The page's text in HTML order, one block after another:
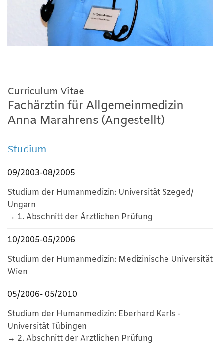
Curriculum Vitae
Fachärztin für Allgemeinmedizin
Anna Marahrens (Angestellt)
Studium
09/2003-08/2005
Studium der Humanmedizin: Universität Szeged/
Ungarn
→ 1. Abschnitt der Ärztlichen Prüfung
10/2005-05/2006
Studium der Humanmedizin: Medizinische Universität
Wien
05/2006- 05/2010
Studium der Humanmedizin: Eberhard Karls -
Universität Tübingen
→ 2. Abschnitt der Ärztlichen Prüfung